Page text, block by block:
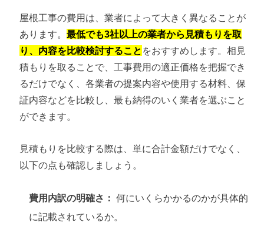
屋根工事の費用は、業者によって大きく異なることが
あります。 最低でも3社以上の業者から見積もりを取
り、内容を比較検討すること をおすすめします。相見
積もりを取ることで、工事費用の適正価格を把握でき
るだけでなく、各業者の提案内容や使用する材料、保
証内容などを比較し、最も納得のいく業者を選ぶこと
ができます。
見積もりを比較する際は、単に合計金額だけでなく、
以下の点も確認しましょう。
費用内訳の明確さ： 何にいくらかかるのかが具体的
に記載されているか。